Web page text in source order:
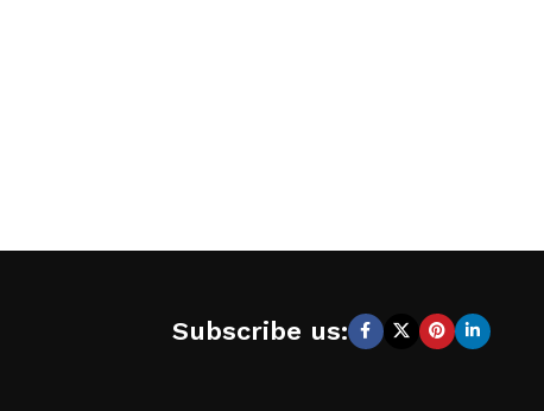
Subscribe us: